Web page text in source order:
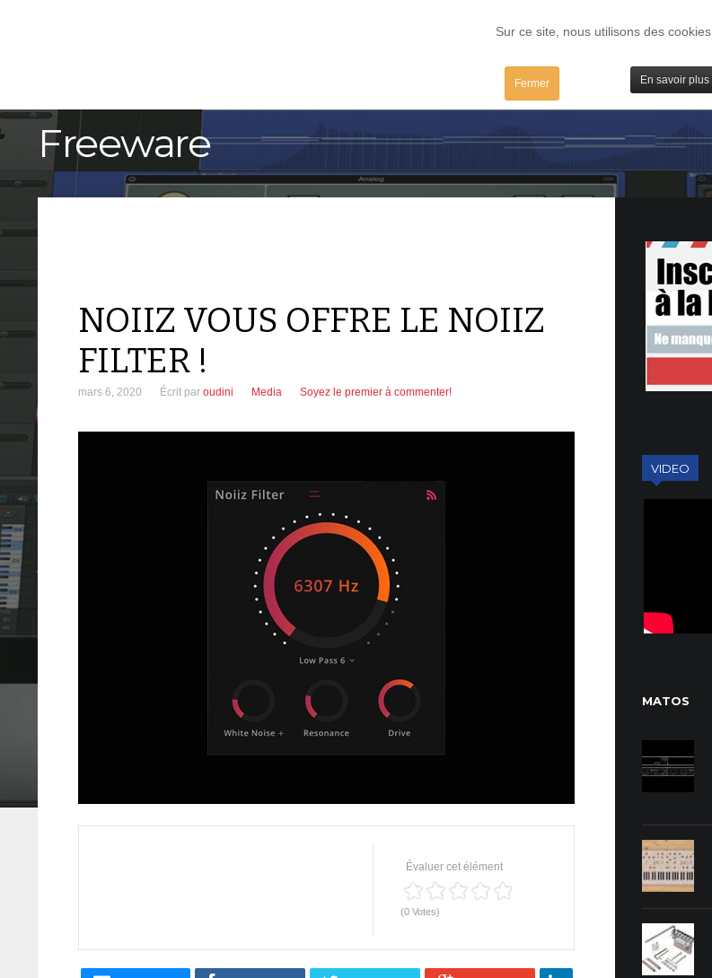
Sur ce site, nous utilisons des cookies
Fermer En savoir plus
TESTS IBIDULES / MAC PLUGS / IV
Freeware
NOIIZ VOUS OFFRE LE NOIIZ
FILTER !
mars 6, 2020 Écrit par oudini Media Soyez le premier à commenter!
Évaluer cet élément
(0 Votes)
VIDEO
MATOS